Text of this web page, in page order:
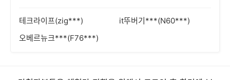
테크라이프(zig***)
it뚜버기***(N60***)
오베르뉴크***(F76***)